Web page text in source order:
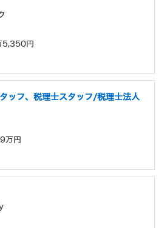
5,350円
ッフ、税理士スタッフ/税理士法人
万円